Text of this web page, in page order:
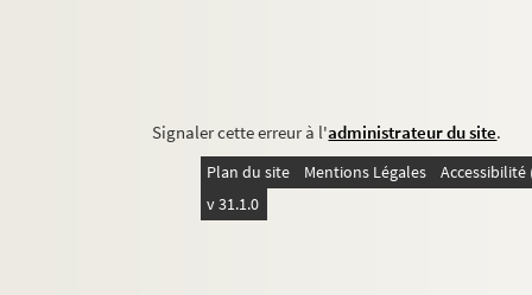
Signaler cette erreur à l'administrateur du site.
Plan du site Mentions Légales
v 31.1.0